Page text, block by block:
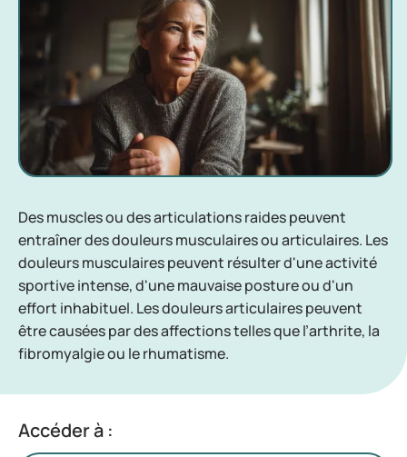
Des muscles ou des articulations raides peuvent
entraîner des douleurs musculaires ou articulaires. Les
douleurs musculaires peuvent résulter d'une activité
sportive intense, d'une mauvaise posture ou d'un
effort inhabituel. Les douleurs articulaires peuvent
être causées par des affections telles que l’arthrite, la
fibromyalgie ou le rhumatisme.
Accéder à :